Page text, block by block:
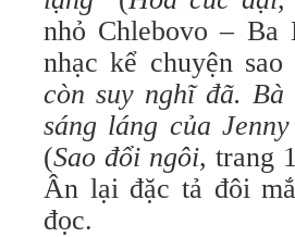
nhỏ Chlebovo – Ba
nhạc kể chuyện
còn suy nghĩ đã.
sáng láng của
(Sao đổi ngôi, trang
Ân lại đặc tả đôi
đọc.